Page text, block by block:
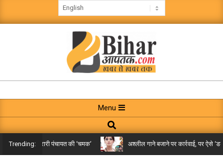
to
BIHAR
AAPTAK
Navigation
Menu
Menu
Search
Trending:
तक पहुंची गरारी पंचायत की ‘चमक’ अश्लील गाने बजाने पर कार्रवाई, पर ऐसे ‘डबल